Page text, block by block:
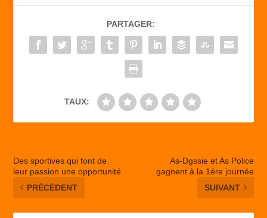
b
o
o
d
o
n
er
PARTAGER:
TAUX:
Des sportives qui font de
leur passion une opportunité
PRÉCÉDENT
As-Dgssie et As Police
gagnent à la 1ére journée
SUIVANT